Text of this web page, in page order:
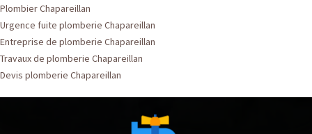
Plombier Chapareillan
Urgence fuite plomberie Chapareillan
Entreprise de plomberie Chapareillan
Travaux de plomberie Chapareillan
Devis plomberie Chapareillan